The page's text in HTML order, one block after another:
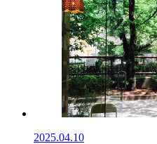
2025.04.10